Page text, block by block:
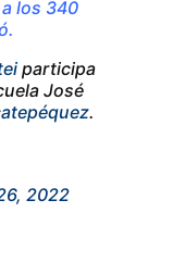
los 340
participa
José
.
2022